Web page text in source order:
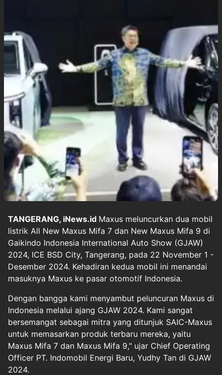
TANGERANG, iNews.id Maxus meluncurkan dua mobil
listrik All New Maxus Mifa 7 dan New Maxus Mifa 9 di
Gaikindo Indonesia International Auto Show (GJAW)
2024, ICE BSD City, Tangerang, pada 22 November 1 -
Desember 2024. Kehadiran kedua mobil ini menandai
masuknya Maxus ke pasar otomotif Indonesia.
Dengan bangga kami menyambut peluncuran Maxus di
Indonesia melalui ajang GJAW 2024. Kami sangat
bersemangat sebagai mitra yang ditunjuk SAIC-Maxus
untuk memasarkan produk terbaru mereka, yaitu
Maxus Mifa 7 dan Maxus Mifa 9," ujar Chief Operating
Officer PT. Indomobil Energi Baru, Yudhy Tan di GJAW
2024.